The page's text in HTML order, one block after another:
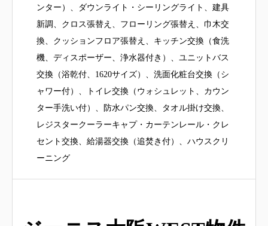
ンター）、ダウンライト・シーリングライト、建具
新調、クロス張替え、フローリング張替え、巾木交
換、クッションフロア張替え、キッチン交換（食洗
機、ディスポーザー、浄水器付き）、ユニットバス
交換（浴乾付、1620サイズ）、洗面化粧台交換（シ
ャワー付）、トイレ交換（ウォシュレット、カウン
ター手洗い付）、防水パン交換、タオル掛け交換、
レジスタークーラーキャプ・カーテンレール・クレ
セント交換、給湯器交換（追焚き付）、ハウスクリ
ーニング